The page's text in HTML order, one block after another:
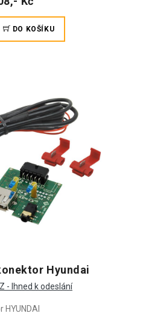
DO KOŠÍKU
Hyundai
- Ihned k odeslání